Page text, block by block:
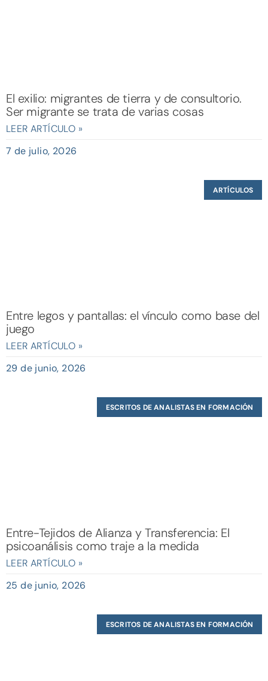
El exilio: migrantes de tierra y de consultorio.
Ser migrante se trata de varias cosas
LEER ARTÍCULO »
7 de julio, 2026
ARTÍCULOS
Entre legos y pantallas: el vínculo como base del
juego
LEER ARTÍCULO »
29 de junio, 2026
ESCRITOS DE ANALISTAS EN FORMACIÓN
Entre-Tejidos de Alianza y Transferencia: El
psicoanálisis como traje a la medida
LEER ARTÍCULO »
25 de junio, 2026
ESCRITOS DE ANALISTAS EN FORMACIÓN